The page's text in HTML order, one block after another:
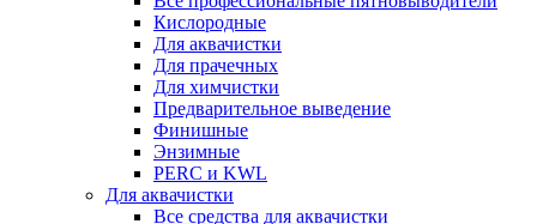
Кислородные
Для аквачистки
Для прачечных
Для химчистки
Предварительное выведение
Финишные
Энзимные
PERC и KWL
Для аквачистки
Все средства для аквачистки